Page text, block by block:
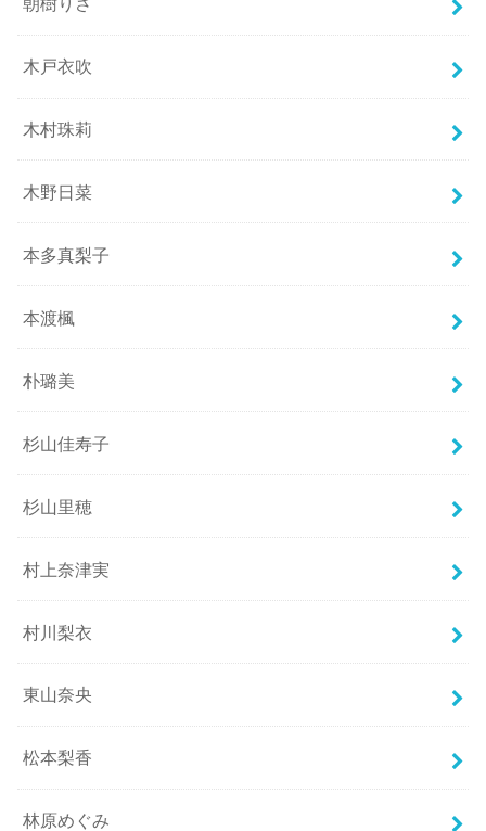
木戸衣吹
木村珠莉
木野日菜
本多真梨子
本渡楓
朴璐美
杉山佳寿子
杉山里穂
村上奈津実
村川梨衣
東山奈央
松本梨香
林原めぐみ